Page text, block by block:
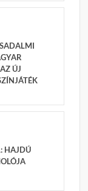
ÚJ
HAJDÚ